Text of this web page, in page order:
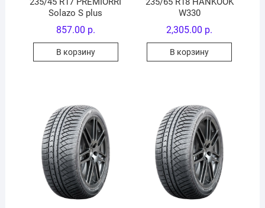
Solazo S plus
857.00 р.
В корзину
W330
2,305.00 р.
В корзину